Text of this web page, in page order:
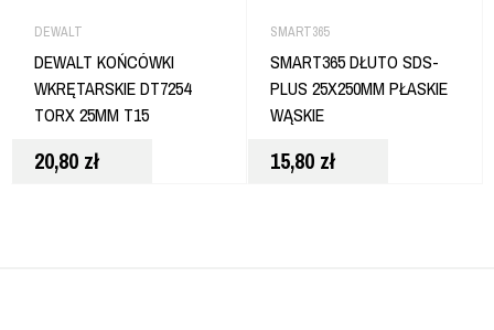
DEWALT
DEWALT KOŃCÓWKI
WKRĘTARSKIE DT7254
TORX 25MM T15
20,80 zł
SMART365
SMART365 DŁUTO SDS-
PLUS 25X250MM PŁASKIE
WĄSKIE
15,80 zł